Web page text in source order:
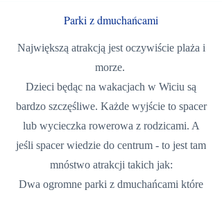
Parki z dmuchańcami
Największą atrakcją jest oczywiście plaża i
morze.
Dzieci będąc na wakacjach w Wiciu są
bardzo szczęśliwe. Każde wyjście to spacer
lub wycieczka rowerowa z rodzicami. A
jeśli spacer wiedzie do centrum - to jest tam
mnóstwo atrakcji takich jak:
Dwa ogromne parki z dmuchańcami które